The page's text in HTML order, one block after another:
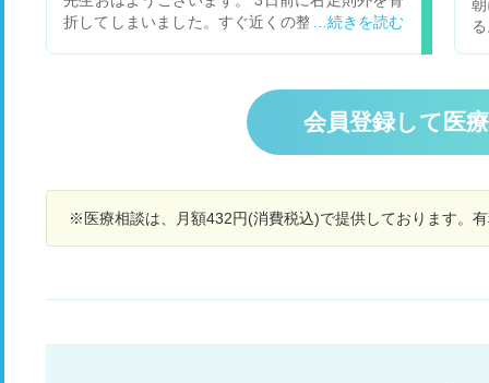
は3週間程度で痛みは改善、骨がくっつくのに3ヶ
月と言われています。 質問ですが、このような骨
折の場合、どのくらいから一人で生活できるの
になっています。 （ネットで調べても、高齢者の
方の事例が多くよく分かりませんでした） 個人の
症状によると思いますので、一般的なご説明で結
おきたく、よろしくお願いいたします。
折してしまいました。すぐ近くの整形外科に行っ
低いと激痛が走り、大泣きするほど痛みを感じま
す。足枕で挙上したほうがよろしいのでしょう
か？又、診察時痛み止めも出ませんでした。会員登録して医
※医療相談は、月額432円(消費税込)で提供しております。